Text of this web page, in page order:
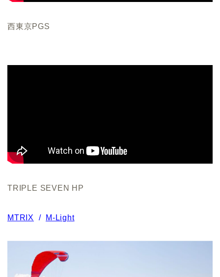
西東京PGS
TRIPLE SEVEN HP
MTRIX / M-Light